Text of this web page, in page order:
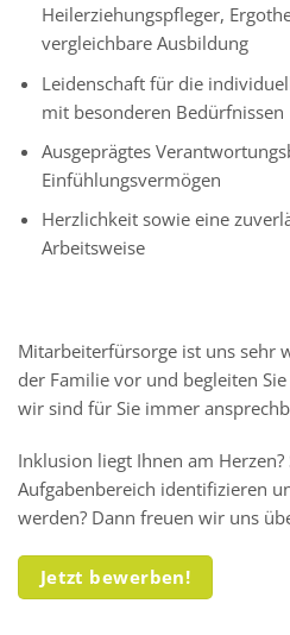
Heilerziehungspfleger,
vergleichbare Ausbildung
Leidenschaft für die
mit besonderen Bedürfnissen
Ausgeprägtes
Einfühlungsvermögen
Herzlichkeit sowie eine
Arbeitsweise
Mitarbeiterfürsorge ist uns sehr
der Familie vor und begleiten
wir sind für Sie immer
Inklusion liegt Ihnen am
Aufgabenbereich identifizieren
werden? Dann freuen wir uns
Jetzt bewerben!